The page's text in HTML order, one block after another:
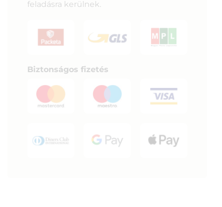
feladásra kerülnek.
Biztonságos fizetés